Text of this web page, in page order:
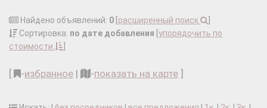
Найдено объявлений: 0 расширенный поиск
Сортировка: по дате добавления упорядочить по
стоимости
-избранное | -показать на карте